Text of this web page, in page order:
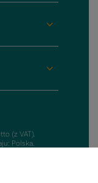
(z VAT).
Polska.